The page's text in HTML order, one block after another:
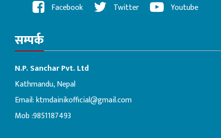
Facebook Twitter Youtube
सम्पर्क
N.P. Sanchar Pvt. Ltd
Kathmandu, Nepal
Email:ktmdainikofficial@gmail.com
Mob :9851187493